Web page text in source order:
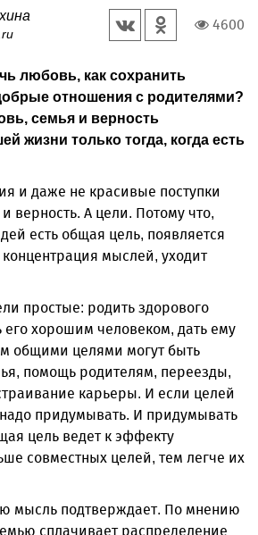
4600
любовь, как сохранить
отношения с родителями?
семья и верность
жизни только тогда, когда есть
и даже не красивые поступки
верность. А цели. Потому что,
есть общая цель, появляется
мыслей, уходит
простые: родить здорового
его хорошим человеком, дать ему
общими целями могут быть
помощь родителям, переезды,
карьеры. И если целей
придумывать. И придумывать
цель ведет к эффекту
совместных целей, тем легче их
мысль подтверждает. По мнению
сплачивает распределение